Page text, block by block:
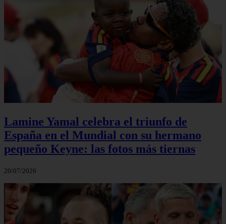
Lamine Yamal celebra el triunfo de
España en el Mundial con su hermano
pequeño Keyne: las fotos más tiernas
20/07/2026